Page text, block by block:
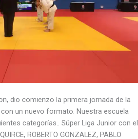
dio comienzo la primera jornada de la
un nuevo formato. Nuestra escuela
categorías.. Súper Liga Junior con el
ROBERTO GONZALEZ, PABLO